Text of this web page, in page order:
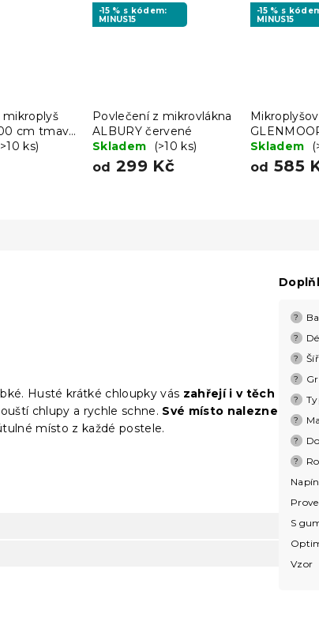
mikroplyš
cm tmavě
ks)
-15 % s kódem:
MINUS15
Povlečení z mikrovlákna
ALBURY červené
Skladem
(>10 ks)
od 299 Kč
-15 % s
MINUS15
Skladem
od 585
Husté krátké chloupky vás zahřejí i v těch
chlupy a rychle schne. Své místo nalezne
místo z každé postele.
?
?
?
?
?
?
?
?
S
Vzor